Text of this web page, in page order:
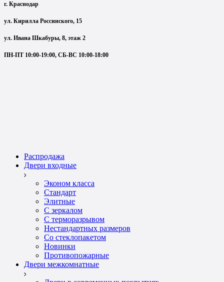
г. Краснодар
ул. Кирилла Россинского, 15
ул. Ивана Шкабуры, 8, этаж 2
ПН-ПТ 10:00-19:00, СБ-ВС 10:00-18:00
Распродажа
Двери входные
Эконом класса
Стандарт
Элитные
С зеркалом
С терморазрывом
Нестандартных размеров
Со стеклопакетом
Новинки
Противопожарные
Двери межкомнатные